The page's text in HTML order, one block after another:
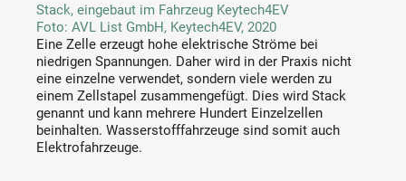
Stack, eingebaut im Fahrzeug Keytech4EV
Foto: AVL List GmbH, Keytech4EV, 2020
Eine Zelle erzeugt hohe elektrische Ströme bei
niedrigen Spannungen. Daher wird in der Praxis nicht
eine einzelne verwendet, sondern viele werden zu
einem Zellstapel zusammengefügt. Dies wird Stack
genannt und kann mehrere Hundert Einzelzellen
beinhalten. Wasserstofffahrzeuge sind somit auch
Elektrofahrzeuge.